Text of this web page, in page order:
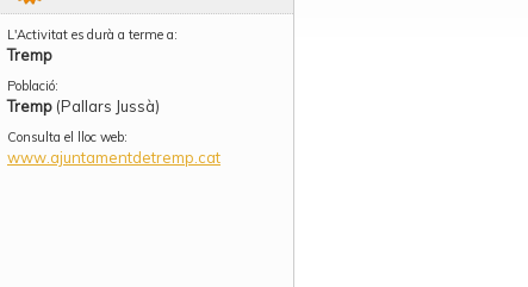
L'Activitat es durà a terme a:
Tremp
Població:
Tremp (Pallars Jussà)
Consulta el lloc web:
www.ajuntamentdetremp.cat